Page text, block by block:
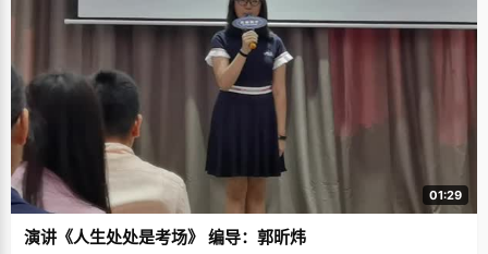
01:29
演讲《人生处处是考场》 编导：郭昕炜